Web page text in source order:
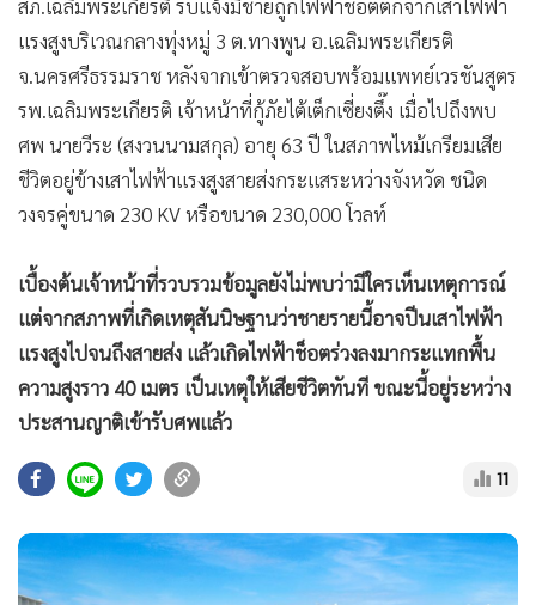
สภ.เฉลิมพระเกียรติ รับแจ้งมีชายถูกไฟฟ้าช็อตตกจากเสาไฟฟ้า
แรงสูงบริเวณกลางทุ่งหมู่ 3 ต.ทางพูน อ.เฉลิมพระเกียรติ
จ.นครศรีธรรมราช หลังจากเข้าตรวจสอบพร้อมแพทย์เวรชันสูตร
รพ.เฉลิมพระเกียรติ เจ้าหน้าที่กู้ภัยไต้เต็กเซี่ยงตึ๊ง เมื่อไปถึงพบ
ศพ นายวีระ (สงวนนามสกุล) อายุ 63 ปี ในสภาพไหม้เกรียมเสีย
ชีวิตอยู่ข้างเสาไฟฟ้าแรงสูงสายส่งกระแสระหว่างจังหวัด ชนิด
วงจรคู่ขนาด 230 KV หรือขนาด 230,000 โวลท์
เบื้องต้นเจ้าหน้าที่รวบรวมข้อมูลยังไม่พบว่ามีใครเห็นเหตุการณ์
แต่จากสภาพที่เกิดเหตุสันนิษฐานว่าชายรายนี้อาจปีนเสาไฟฟ้า
แรงสูงไปจนถึงสายส่ง แล้วเกิดไฟฟ้าช็อตร่วงลงมากระแทกพื้น
ความสูงราว 40 เมตร เป็นเหตุให้เสียชีวิตทันที ขณะนี้อยู่ระหว่าง
ประสานญาติเข้ารับศพแล้ว
11